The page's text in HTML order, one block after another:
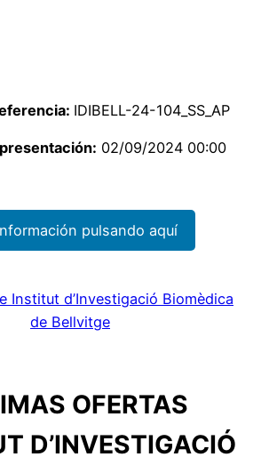
IDIBELL-24-104_SS_AP
02/09/2024 00:00
pulsando aquí
Institut d’Investigació Biomèdica
de Bellvitge
OFERTAS
D’INVESTIGACIÓ